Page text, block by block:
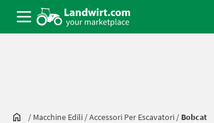
/ Macchine Edili /Accessori Per Escavatori / Bobcat